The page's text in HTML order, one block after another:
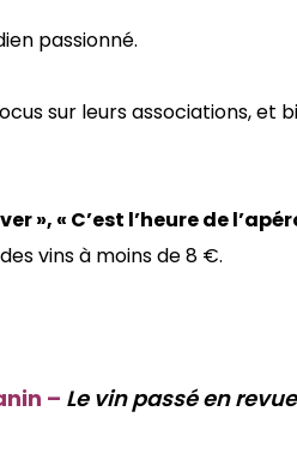
passionné.
sur leurs associations, et
», « C’est l’heure de
vins à moins de 8 €.
– Le vin passé en revue